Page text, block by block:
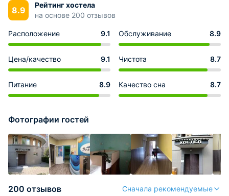
8.9
Рейтинг хостела
на основе 200 отзывов
Расположение 9.1 Обслуживание 8.9
Цена/качество 9.1 Чистота 8.7
Питание 8.9 Качество сна 8.7
Фотографии гостей
200 отзывов Сначала рекомендуемые